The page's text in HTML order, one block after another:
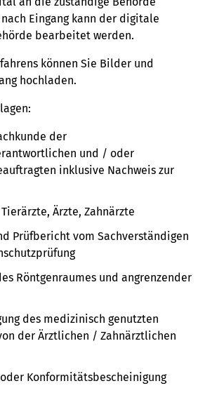
Eingang kann der digitale
bearbeitet werden.
können Sie Bilder und
hochladen.
der
und / oder
inklusive Nachweis zur
Ärzte, Zahnärzte
Prüfbericht vom Sachverständigen
Röntgenraumes und angrenzender
des medizinisch genutzten
der Ärztlichen / Zahnärztlichen
Konformitätsbescheinigung